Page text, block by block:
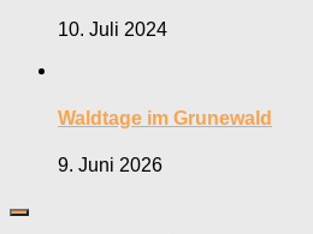
10. Juli 2024
Waldtage im Grunewald
9. Juni 2026